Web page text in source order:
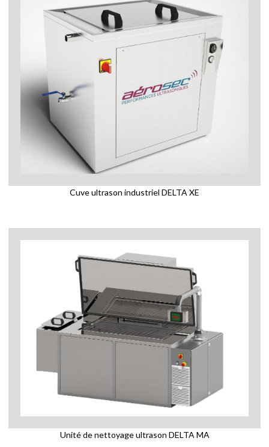
Cuve ultrason industriel DELTA XE
Unité de nettoyage ultrason DELTA MA